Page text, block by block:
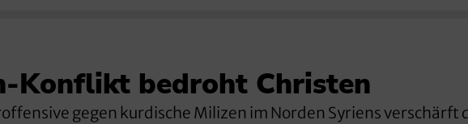
Konflikt bedroht Christen
gegen kurdische Milizen im Norden Syriens verschärft